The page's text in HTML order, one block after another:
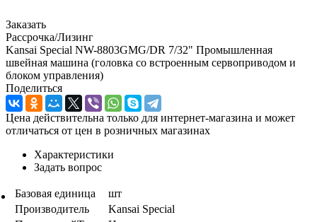
Заказать
Рассрочка/Лизинг
Kansai Special NW-8803GMG/DR 7/32" Промышленная
швейная машина (головка со встроенным сервоприводом и
блоком управления)
Поделиться
Цена действительна только для интернет-магазина и может
отличаться от цен в розничных магазинах
Характеристики
Задать вопрос
Базовая единица
шт
Производитель
Kansai Special